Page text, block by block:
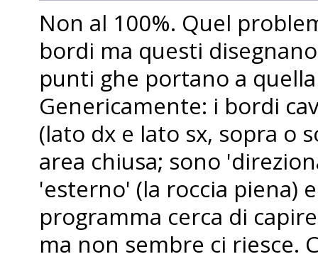
Non al 100%. Quel
bordi ma questi
punti ghe portano a
Genericamente: i bordi
(lato dx e lato sx, sopra o
area chiusa; sono
'esterno' (la roccia piena)
programma cerca di
ma non sembre ci riesce.